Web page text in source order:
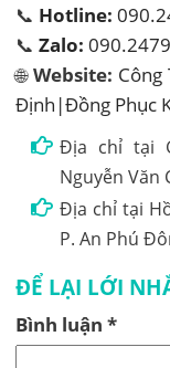
📞 Hotline:
📞Zalo:
🌐Website: Công
Định|Đồng Phục
Địa chỉ tại
Nguyễn Văn
Địa chỉ tại
P. An Phú
ĐỂ LẠI LỚI
Bình luận*